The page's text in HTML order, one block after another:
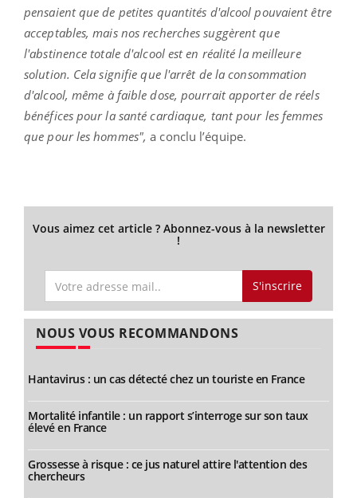
pensaient que de petites quantités d'alcool pouvaient être
acceptables, mais nos recherches suggèrent que
l'abstinence totale d'alcool est en réalité la meilleure
solution. Cela signifie que l'arrêt de la consommation
d'alcool, même à faible dose, pourrait apporter de réels
bénéfices pour la santé cardiaque, tant pour les femmes
que pour les hommes", a conclu l’équipe.
Vous aimez cet article ? Abonnez-vous à la newsletter
!
S'inscrire
NOUS VOUS RECOMMANDONS
Hantavirus : un cas détecté chez un touriste en France
Mortalité infantile : un rapport s’interroge sur son taux
élevé en France
Grossesse à risque : ce jus naturel attire l'attention des
chercheurs